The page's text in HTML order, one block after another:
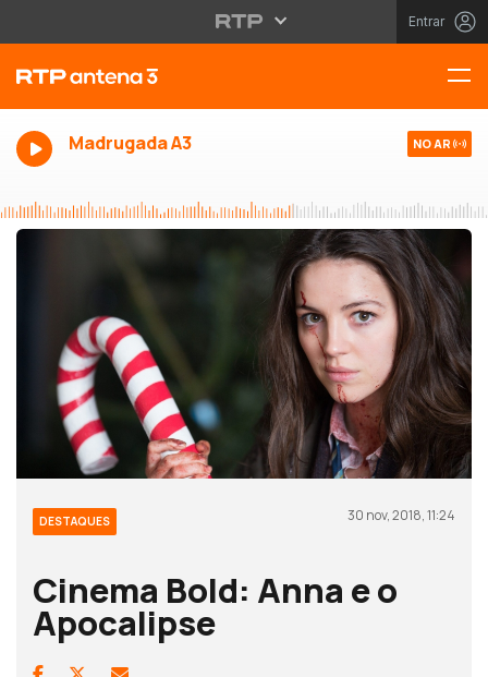
Entrar
Madrugada A3 NO AR
DESTAQUES 30 nov, 2018, 11:24
Cinema Bold: Anna e o
Apocalipse